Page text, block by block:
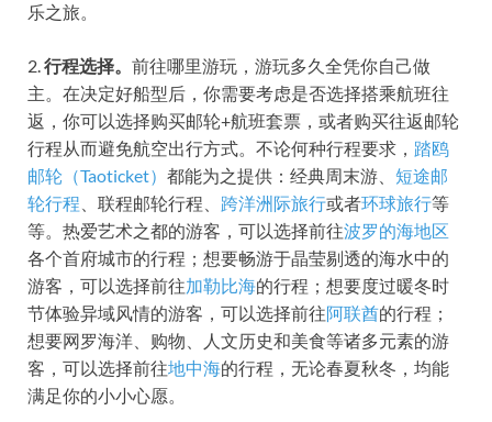
乐之旅。
2.行程选择。 前往哪里游玩，游玩多久全凭你自己做
主。在决定好船型后，你需要考虑是否选择搭乘航班往
返，你可以选择购买邮轮+航班套票，或者购买往返邮轮
行程从而避免航空出行方式。不论何种行程要求， 踏鸥
邮轮（Taoticket） 都能为之提供：经典周末游、 短途邮
轮行程 、联程邮轮行程、 跨洋洲际旅行或者环球旅行等
等。热爱艺术之都的游客，可以选择前往波罗的海地区
各个首府城市的行程；想要畅游于晶莹剔透的海水中的
游客，可以选择前往加勒比海的行程；想要度过暖冬时
节体验异域风情的游客，可以选择前往阿联酋的行程；
想要网罗海洋、购物、人文历史和美食等诸多元素的游
客，可以选择前往地中海的行程，无论春夏秋冬，均能
满足你的小小心愿。